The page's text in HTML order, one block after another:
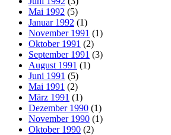
Mai 1992 (5)
Januar 1992 (1)
November 1991 (1)
Oktober 1991 (2)
September 1991 (3)
August 1991 (1)
Juni 1991 (5)
Mai 1991 (2)
März 1991 (1)
Dezember 1990 (1)
November 1990 (1)
Oktober 1990 (2)